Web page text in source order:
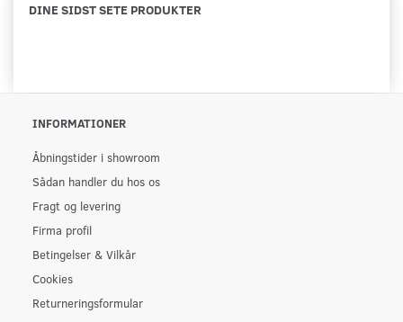
DINE SIDST SETE PRODUKTER
INFORMATIONER
Åbningstider i showroom
Sådan handler du hos os
Fragt og levering
Firma profil
Betingelser & Vilkår
Cookies
Returneringsformular